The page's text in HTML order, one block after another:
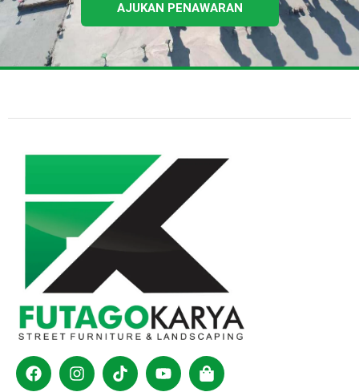
AJUKAN PENAWARAN
FacebookInstagram
TiktokYoutubeShopping-
bag